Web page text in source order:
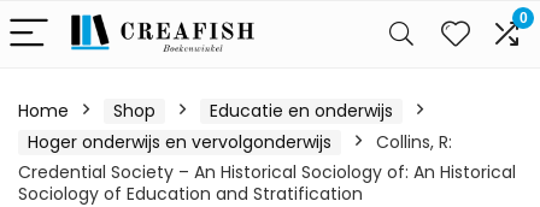
0
Home Shop
Educatie en onderwijs
Hoger onderwijs en vervolgonderwijs
Collins, R:
Credential Society – An Historical Sociology of: An Historical
Sociology of Education and Stratification